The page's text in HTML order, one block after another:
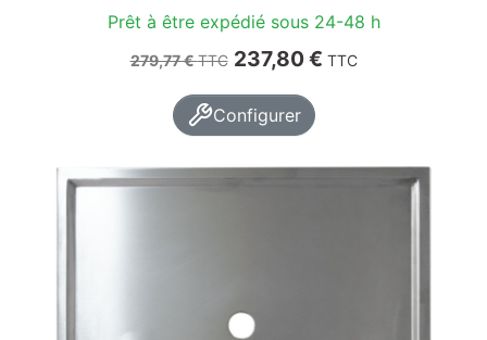
Prêt à être expédié sous 24-48 h
Prix de base
279,77 €TTC Prix
237,80 € TTC
Configurer